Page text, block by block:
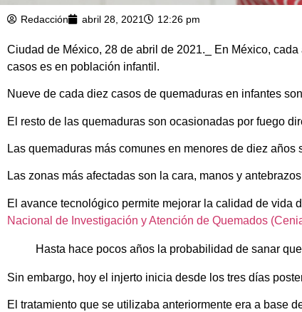
Redacción abril 28, 2021 12:26 pm
Ciudad de México, 28 de abril de 2021._ En México,
casos es en población infantil.
Nueve de cada diez casos de quemaduras en infantes
El resto de las quemaduras son ocasionadas por fuego
Las quemaduras más comunes en menores de diez
Las zonas más afectadas son la cara, manos y
El avance tecnológico permite mejorar la calidad de vida
Nacional de Investigación y Atención de Quemados
Hasta hace pocos años la probabilidad de sanar
Sin embargo, hoy el injerto inicia desde los tres días
El tratamiento que se utilizaba anteriormente era a base